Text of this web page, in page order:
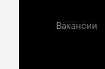
Вакансии